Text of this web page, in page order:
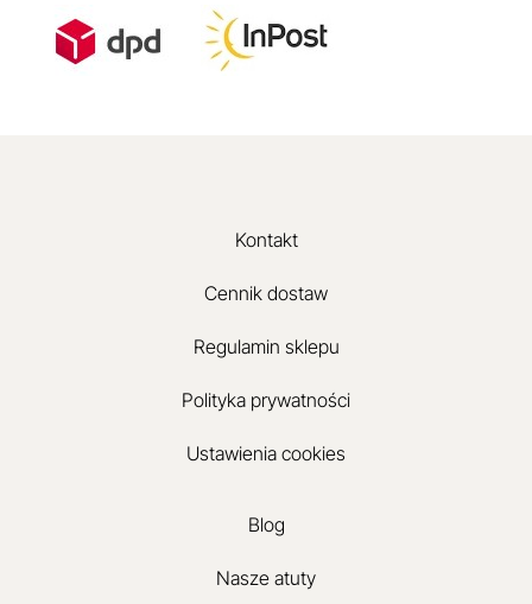
Kontakt
Cennik dostaw
Regulamin sklepu
Polityka prywatności
Ustawienia cookies
Blog
Nasze atuty